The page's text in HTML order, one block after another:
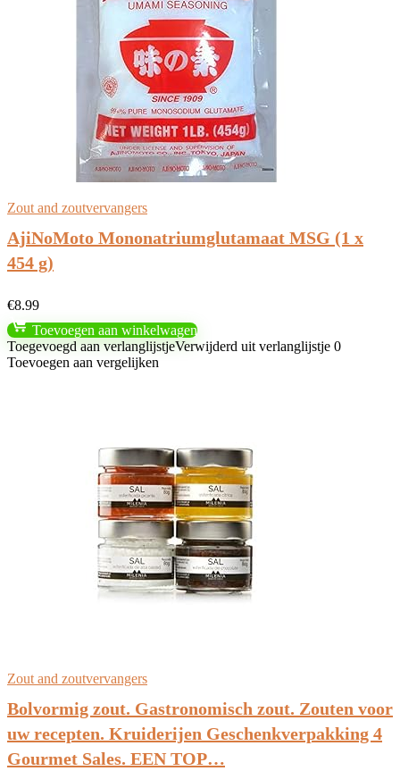
Zout and zoutvervangers
AjiNoMoto Mononatriumglutamaat MSG (1 x
454 g)
€8.99
Toevoegen aan winkelwagen
Toegevoegd aan verlanglijstjeVerwijderd uit verlanglijstje 0
Toevoegen aan vergelijken
Zout and zoutvervangers
Bolvormig zout. Gastronomisch zout. Zouten voor
uw recepten. Kruiderijen Geschenkverpakking 4
Gourmet Sales. EEN TOP…